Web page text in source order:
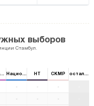
выборов
Стамбул.
Национальная партия
НТ CKMP
- - -
- - -